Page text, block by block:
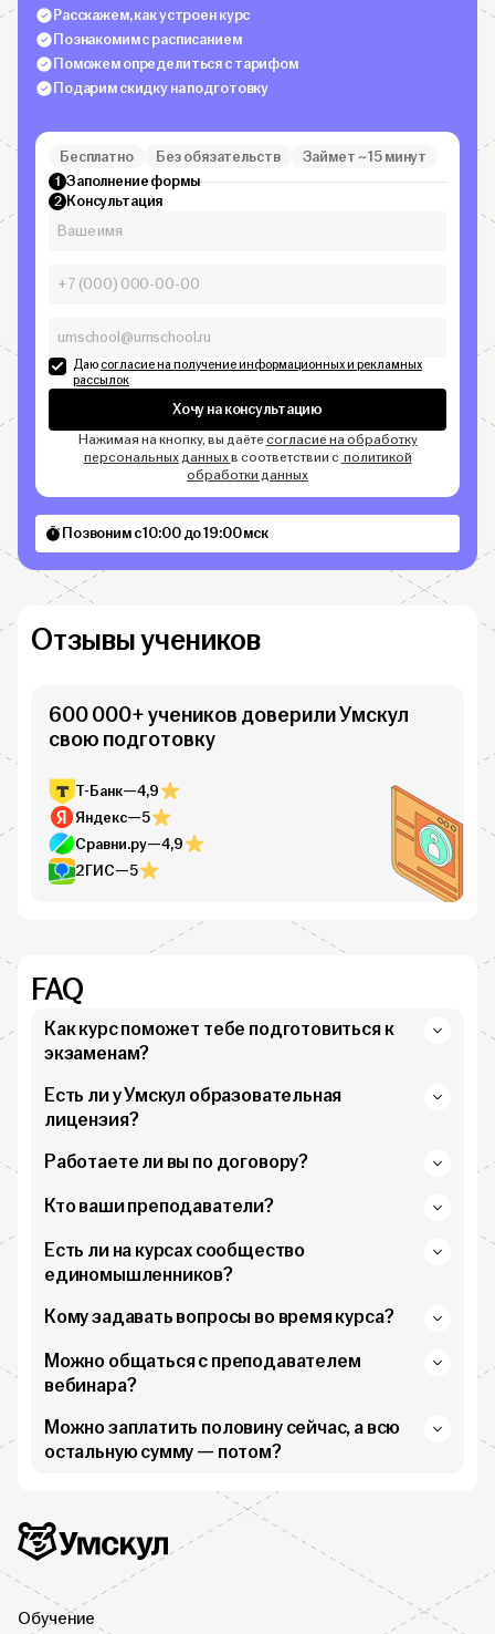
Расскажем, как устроен курс
Познакомим с расписанием
Поможем определиться с тарифом
Подарим скидку на подготовку
Бесплатно Без обязательств Займет ~ 15 минут
1 Заполнение формы
2 Консультация
Даюсогласие на получение информационных и рекламных
рассылок
Хочу на консультацию
Нажимая на кнопку, вы даётесогласие на обработку
персональных данныхв соответствии с политикой
обработки данных
Позвоним с 10:00 до 19:00 мск
Отзывы учеников
600 000+ учеников доверили Умскул
свою подготовку
Т-Банк—4,9
Яндекс—5
Сравни.ру—4,9
2ГИС—5
FAQ
Как курс поможет тебе подготовиться к
экзаменам?
Есть ли у Умскул образовательная
лицензия?
Работаете ли вы по договору?
Кто ваши преподаватели?
Есть ли на курсах сообщество
единомышленников?
Кому задавать вопросы во время курса?
Можно общаться с преподавателем
вебинара?
Можно заплатить половину сейчас, а всю
остальную сумму — потом?
Дополнительная информация
Умскул
Обучение